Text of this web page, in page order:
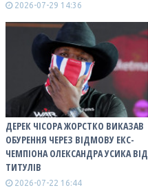
2026-07-29 14:36
ДЕРЕК ЧІСОРА ЖОРСТКО ВИКАЗАВ
ОБУРЕННЯ ЧЕРЕЗ ВІДМОВУ ЕКС-
ЧЕМПІОНА ОЛЕКСАНДРА УСИКА ВІД
ТИТУЛІВ
2026-07-22 16:44